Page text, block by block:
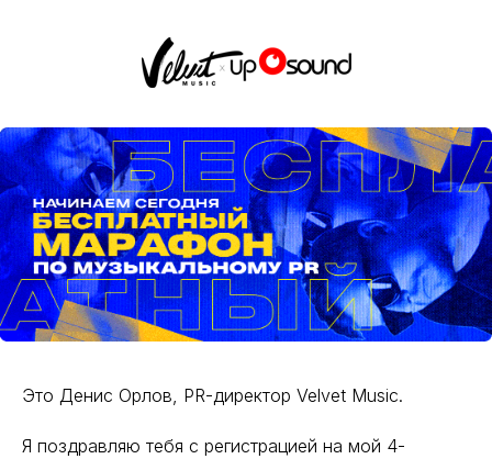
Это Денис Орлов, PR-директор Velvet Music.
Я поздравляю тебя с регистрацией на мой 4-